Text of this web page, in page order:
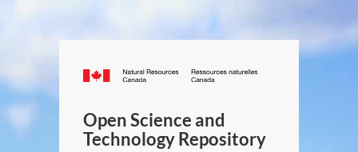
Canada.ca
/
Open Science and
Technology Repository